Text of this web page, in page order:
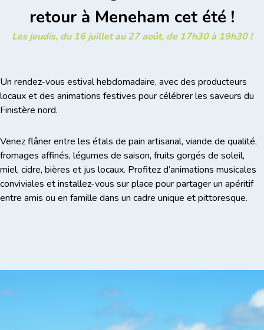
retour à Meneham cet été !
Les jeudis, du 16 juillet au 27 août, de 17h30 à 19h30 !
Un rendez-vous estival hebdomadaire, avec des producteurs
locaux et des animations festives pour célébrer les saveurs du
Finistère nord.
Venez flâner entre les étals de pain artisanal, viande de qualité,
fromages affinés, légumes de saison, fruits gorgés de soleil,
miel, cidre, bières et jus locaux. Profitez d’animations musicales
conviviales et installez-vous sur place pour partager un apéritif
entre amis ou en famille dans un cadre unique et pittoresque.